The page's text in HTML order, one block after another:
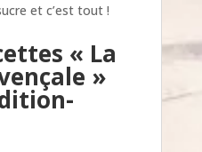
et c’est tout !
« La
»